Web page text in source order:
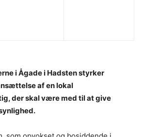
i Ågade i Hadsten styrker
af en lokal
der skal være med til at give